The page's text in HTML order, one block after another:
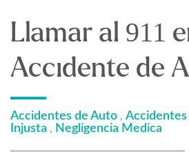
Llamar al 911
Accidente de
Accidentes de Auto , Accidentes
Injusta , Negligencia Medica